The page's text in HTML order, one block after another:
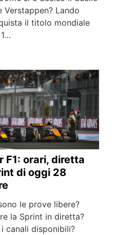
Verstappen? Lando
il titolo mondiale
F1: orari, diretta
di oggi 28
le prove libere?
la Sprint in diretta?
canali disponibili?